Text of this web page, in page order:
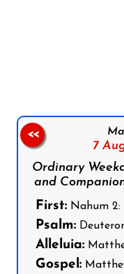
7
Ordinary
and
First: Nahum 2:
Psalm:
Alleluia:
Gospel:
<<